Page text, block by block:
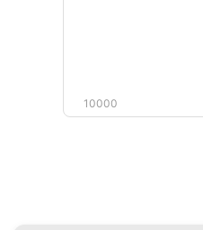
10000